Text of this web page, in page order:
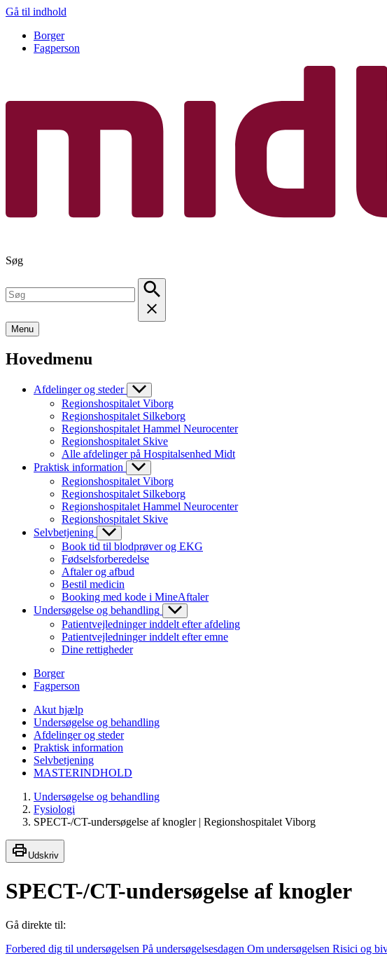
Gå til indhold
Borger
Fagperson
Søg
Menu
Hovedmenu
Afdelinger og steder
Regionshospitalet Viborg
Regionshospitalet Silkeborg
Regionshospitalet Hammel Neurocenter
Regionshospitalet Skive
Alle afdelinger på Hospitalsenhed Midt
Praktisk information
Regionshospitalet Viborg
Regionshospitalet Silkeborg
Regionshospitalet Hammel Neurocenter
Regionshospitalet Skive
Selvbetjening
Book tid til blodprøver og EKG
Fødselsforberedelse
Aftaler og afbud
Bestil medicin
Booking med kode i MineAftaler
Undersøgelse og behandling
Patientvejledninger inddelt efter afdeling
Patientvejledninger inddelt efter emne
Dine rettigheder
Borger
Fagperson
Akut hjælp
Undersøgelse og behandling
Afdelinger og steder
Praktisk information
Selvbetjening
MASTERINDHOLD
Undersøgelse og behandling
Fysiologi
SPECT-/CT-undersøgelse af knogler | Regionshospitalet Viborg
Udskriv
SPECT-/CT-undersøgelse af knogler
Gå direkte til:
Forbered dig til undersøgelsen På undersøgelsesdagen Om undersøgelsen Risici og